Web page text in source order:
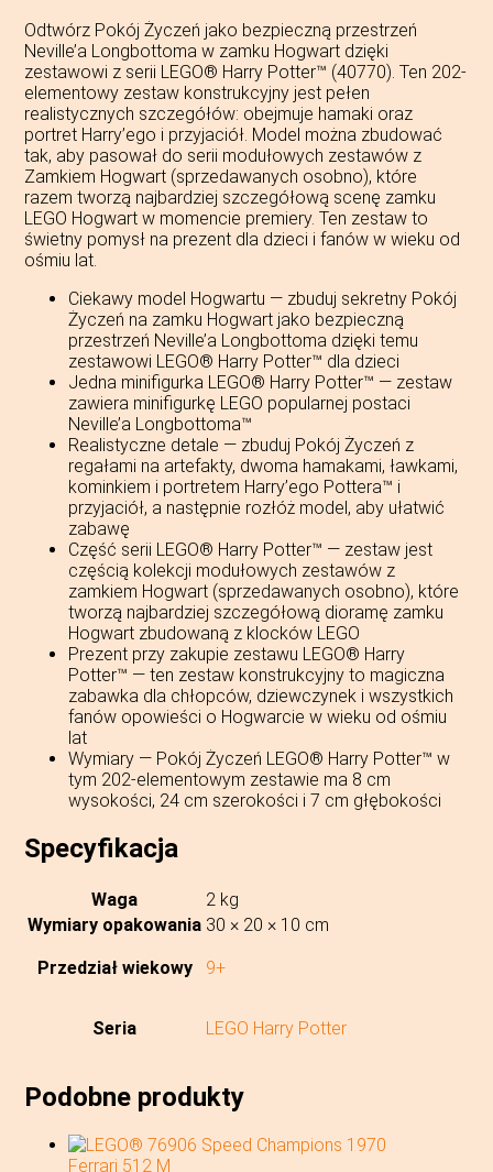
Odtwórz Pokój Życzeń jako bezpieczną przestrzeń
Neville’a Longbottoma w zamku Hogwart dzięki
zestawowi z serii LEGO® Harry Potter™ (40770). Ten 202-
elementowy zestaw konstrukcyjny jest pełen
realistycznych szczegółów: obejmuje hamaki oraz
portret Harry’ego i przyjaciół. Model można zbudować
tak, aby pasował do serii modułowych zestawów z
Zamkiem Hogwart (sprzedawanych osobno), które
razem tworzą najbardziej szczegółową scenę zamku
LEGO Hogwart w momencie premiery. Ten zestaw to
świetny pomysł na prezent dla dzieci i fanów w wieku od
ośmiu lat.
Ciekawy model Hogwartu — zbuduj sekretny Pokój
Życzeń na zamku Hogwart jako bezpieczną
przestrzeń Neville’a Longbottoma dzięki temu
zestawowi LEGO® Harry Potter™ dla dzieci
Jedna minifigurka LEGO® Harry Potter™ — zestaw
zawiera minifigurkę LEGO popularnej postaci
Neville’a Longbottoma™
Realistyczne detale — zbuduj Pokój Życzeń z
regałami na artefakty, dwoma hamakami, ławkami,
kominkiem i portretem Harry’ego Pottera™ i
przyjaciół, a następnie rozłóż model, aby ułatwić
zabawę
Część serii LEGO® Harry Potter™ — zestaw jest
częścią kolekcji modułowych zestawów z
zamkiem Hogwart (sprzedawanych osobno), które
tworzą najbardziej szczegółową dioramę zamku
Hogwart zbudowaną z klocków LEGO
Prezent przy zakupie zestawu LEGO® Harry
Potter™ — ten zestaw konstrukcyjny to magiczna
zabawka dla chłopców, dziewczynek i wszystkich
fanów opowieści o Hogwarcie w wieku od ośmiu
lat
Wymiary — Pokój Życzeń LEGO® Harry Potter™ w
tym 202-elementowym zestawie ma 8 cm
wysokości, 24 cm szerokości i 7 cm głębokości
Specyfikacja
Waga
2 kg
Wymiary opakowania 30 × 20 × 10 cm
Przedział wiekowy 9+
Seria LEGO Harry Potter
Podobne produkty